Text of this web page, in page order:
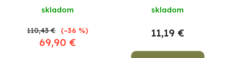
príklepom
skladom
69,90 €
110,43 € (–36 %)
skladom
11,19 €